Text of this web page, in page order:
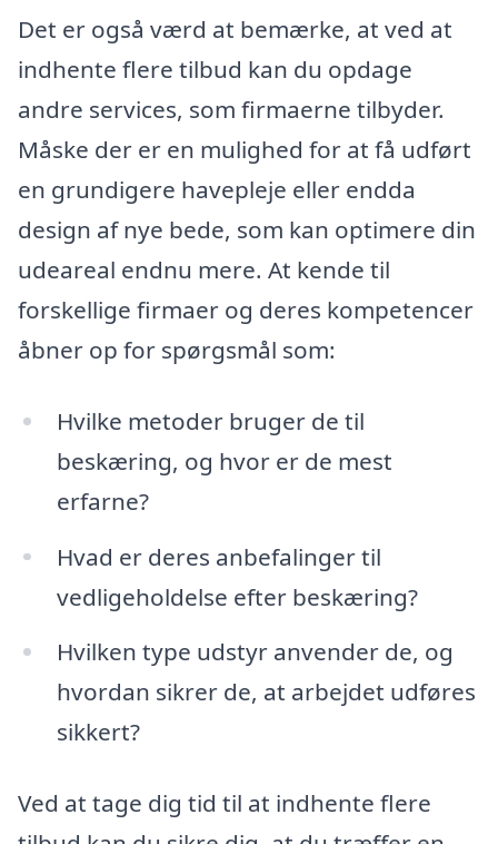
Det er også værd at bemærke, at ved at
indhente flere tilbud kan du opdage
andre services, som firmaerne tilbyder.
Måske der er en mulighed for at få udført
en grundigere havepleje eller endda
design af nye bede, som kan optimere din
udeareal endnu mere. At kende til
forskellige firmaer og deres kompetencer
åbner op for spørgsmål som:
Hvilke metoder bruger de til
beskæring, og hvor er de mest
erfarne?
Hvad er deres anbefalinger til
vedligeholdelse efter beskæring?
Hvilken type udstyr anvender de, og
hvordan sikrer de, at arbejdet udføres
sikkert?
Ved at tage dig tid til at indhente flere